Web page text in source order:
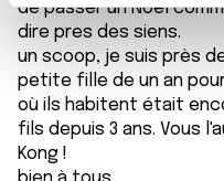
Les cookies nous
et les annonces, d'offrir
médias sociaux et
partageons également
notre site avec nos
publicité et d'analyse,
avec d'autres
t
m
de passer un Noël
dire pres des siens.
un scoop, je suis près
petite fille de un an
où ils habitent était
fils depuis 3 ans. Vous
Kong !